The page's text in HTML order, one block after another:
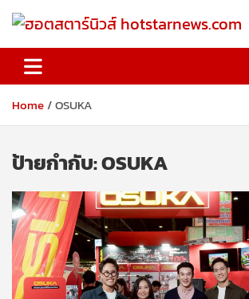
ฮอตสตาร์นิวส์
Home OSUKA
ป้ายกำกับ:OSUKA